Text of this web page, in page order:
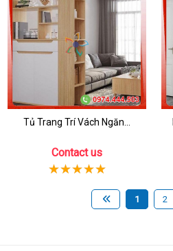
Tủ Trang Trí Vách Ngăn...
Contact us
1 2